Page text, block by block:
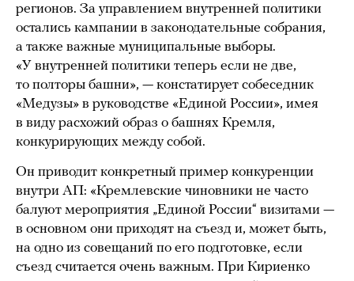
регионов. За управлением внутренней политики
остались кампании в законодательные собрания,
а также важные муниципальные выборы.
«У внутренней политики теперь если не две,
то полторы башни», — констатирует собеседник
«Медузы» в руководстве «Единой России», имея
в виду расхожий образ о башнях Кремля,
конкурирующих между собой.
Он приводит конкретный пример конкуренции
внутри АП: «Кремлевские чиновники не часто
балуют мероприятия „Единой России“ визитами —
в основном они приходят на съезд и, может быть,
на одно из совещаний по его подготовке, если
съезд считается очень важным. При Кириенко